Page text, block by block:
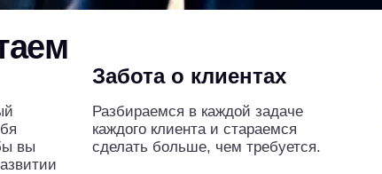
вы
Забота о клиентах
Разбираемся в каждой задаче
каждого клиента и стараемся
сделать больше, чем требуется.